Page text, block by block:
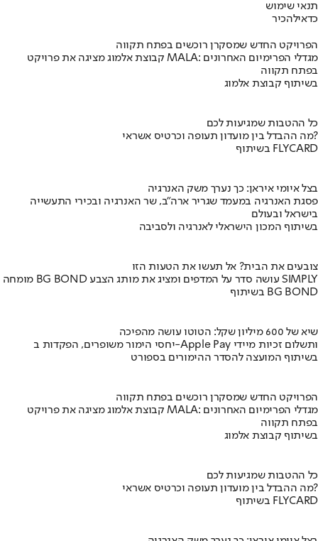
תנאי שימוש
כדאילהכיר
הפרויקט החדש שמסקרן רוכשים בפתח תקווה
קבוצת אלמוג מציגה את פרויקט MALA: מגדלי הפרימיום האחרונים
בפתח תקווה
בשיתוף קבוצת אלמוג
כל ההטבות שמגיעות לכם
מה ההבדל בין מועדון תעופה וכרטיס אשראי?
בשיתוף FLYCARD
בצל איומי איראן: כך נערך משק האנרגיה
פסגת האנרגיה במעמד שגריר ארה"ב, שר האנרגיה ובכירי התעשייה
בישראל ובעולם
בשיתוף המכון הישראלי לאנרגיה ולסביבה
צובעים את הבית? אל תעשו את הטעות הזו
מומחה BG BOND עושה סדר על המדפים ומציג את מותג הצבע SIMPLY
בשיתוף BG BOND
שיא של 600 מיליון שקל: הטוטו עושה מהפיכה
יחסי הימור משופרים, הפקדות ב-Apple Pay ותשלום זכיות מיידי
בשיתוף המועצה להסדר ההימורים בספורט
הפרויקט החדש שמסקרן רוכשים בפתח תקווה
קבוצת אלמוג מציגה את פרויקט MALA: מגדלי הפרימיום האחרונים
בפתח תקווה
בשיתוף קבוצת אלמוג
כל ההטבות שמגיעות לכם
מה ההבדל בין מועדון תעופה וכרטיס אשראי?
בשיתוף FLYCARD